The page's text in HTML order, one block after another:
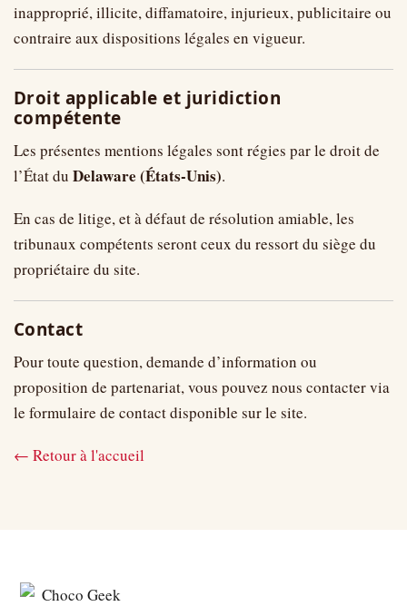
inapproprié, illicite, diffamatoire, injurieux, publicitaire ou
contraire aux dispositions légales en vigueur.
Droit applicable et juridiction
compétente
Les présentes mentions légales sont régies par le droit de
l’État du Delaware (États-Unis).
En cas de litige, et à défaut de résolution amiable, les
tribunaux compétents seront ceux du ressort du siège du
propriétaire du site.
Contact
Pour toute question, demande d’information ou
proposition de partenariat, vous pouvez nous contacter via
le formulaire de contact disponible sur le site.
← Retour à l'accueil